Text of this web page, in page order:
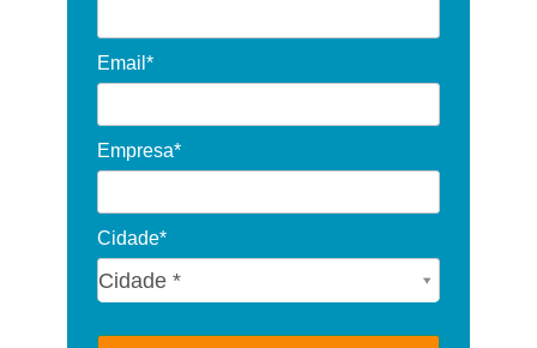
Email*
Empresa*
Cidade*
Cidade *
Cidade*